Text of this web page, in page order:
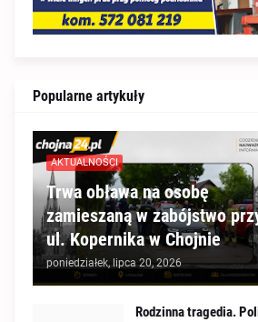
Popularne artykuły
AKTUALNOŚCI
Trwa obława na osobę
zamieszaną w zabójstwo
ul. Kopernika w Chojnie
poniedziałek, lipca 20, 2026
Rodzinna tragedia.